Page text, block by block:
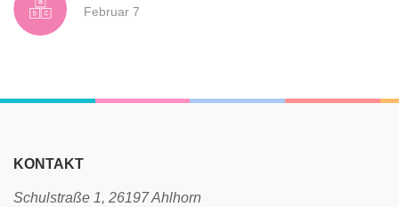
Februar 7
KONTAKT
Schulstraße 1, 26197 Ahlhorn